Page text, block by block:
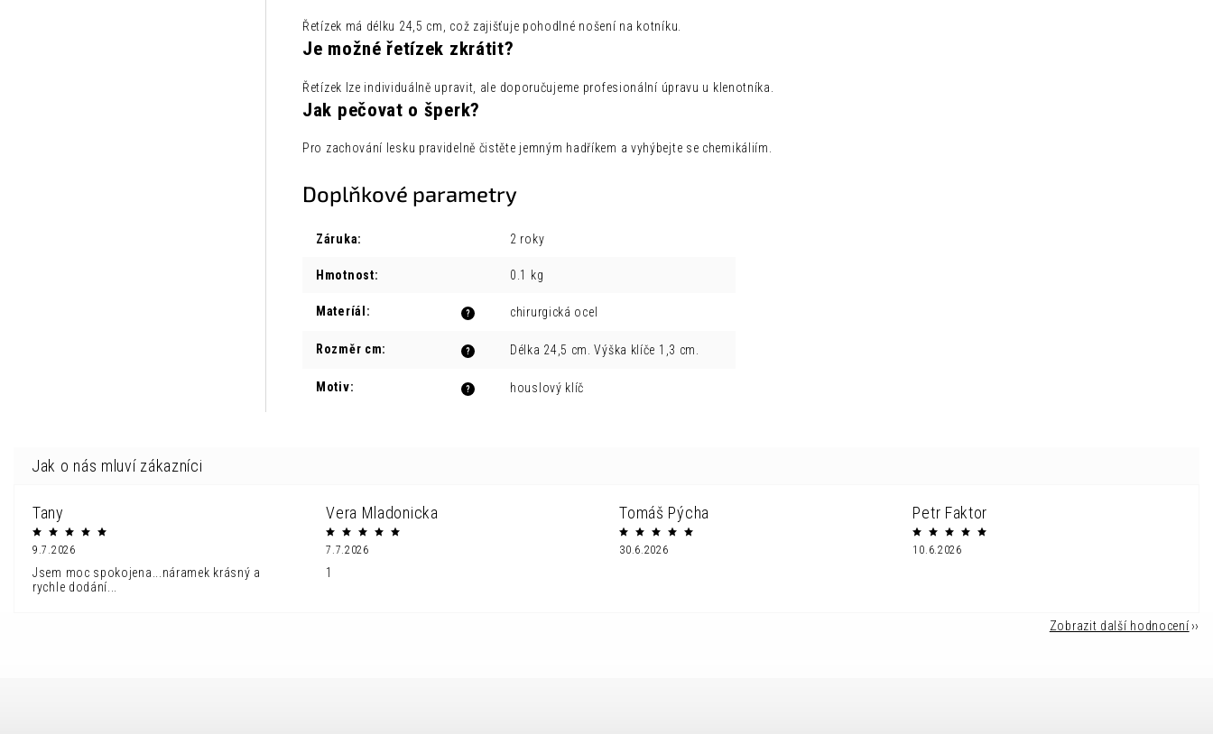
Řetízek má délku 24,5 cm, což zajišťuje pohodlné nošení na kotníku.
Je možné řetízek zkrátit?
Řetízek lze individuálně upravit, ale doporučujeme profesionální úpravu u klenotníka.
Jak pečovat o šperk?
Pro zachování lesku pravidelně čistěte jemným hadříkem a vyhýbejte se chemikáliím.
Doplňkové parametry
Záruka: 2 roky
Hmotnost: 0.1 kg
?
Materíál : chirurgická ocel
?
Rozměr cm: Délka 24,5 cm. Výška klíče 1,3 cm.
?
Motiv: houslový klíč
Tany
9.7.2026
Jsem moc spokojena...náramek krásný a
rychle dodání...
Vera Mladonicka
7.7.2026
1
Tomáš Pýcha
30.6.2026
Petr Faktor
10.6.2026
Zobrazit další hodnocení